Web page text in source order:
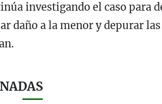
investigando el caso para
daño a la menor y depurar